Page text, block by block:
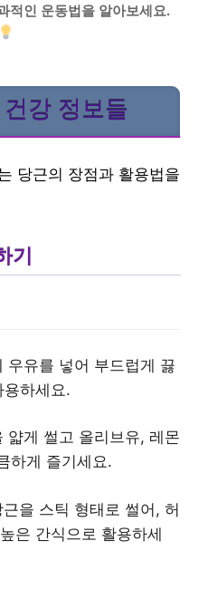
적인 운동법을 알아보세요.
강 정보들
당근의 장점과 활용법을
기
우유를 넣어 부드럽게 끓
하세요.
얇게 썰고 올리브유, 레몬
하게 즐기세요.
을 스틱 형태로 썰어, 허
은 간식으로 활용하세